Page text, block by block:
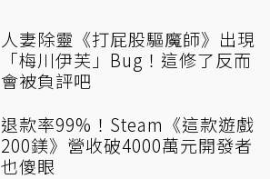
人妻除靈《打屁股驅魔師》出現
「梅川伊芙」Bug！這修了反而
會被負評吧
退款率99%！Steam《這款遊戲
200鎂》營收破4000萬元開發者
也傻眼